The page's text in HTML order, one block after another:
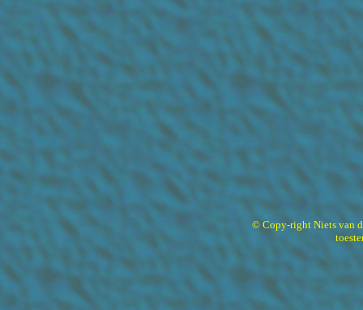
© Copy-right Niets van